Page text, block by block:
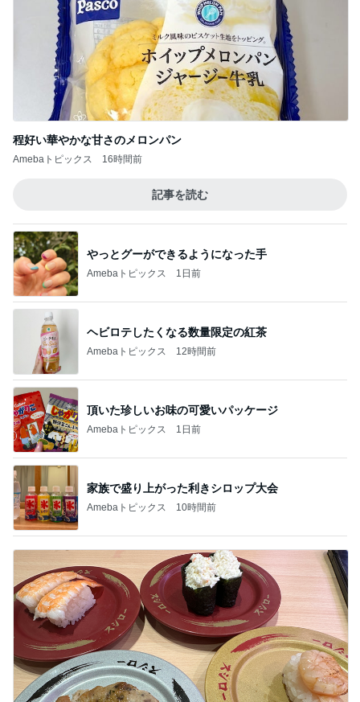
程好い華やかな甘さのメロンパン
Amebaトピックス 16時間前
記事を読む
やっとグーができるようになった手
Amebaトピックス 1日前
ヘビロテしたくなる数量限定の紅茶
Amebaトピックス 12時間前
頂いた珍しいお味の可愛いパッケージ
Amebaトピックス 1日前
家族で盛り上がった利きシロップ大会
Amebaトピックス 10時間前